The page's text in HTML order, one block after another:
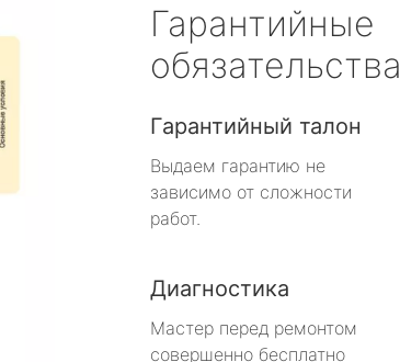
Гарантийные
обязательства
Гарантийный талон
Выдаем гарантию не
зависимо от сложности
работ.
Диагностика
Мастер перед ремонтом
совершенно бесплатно